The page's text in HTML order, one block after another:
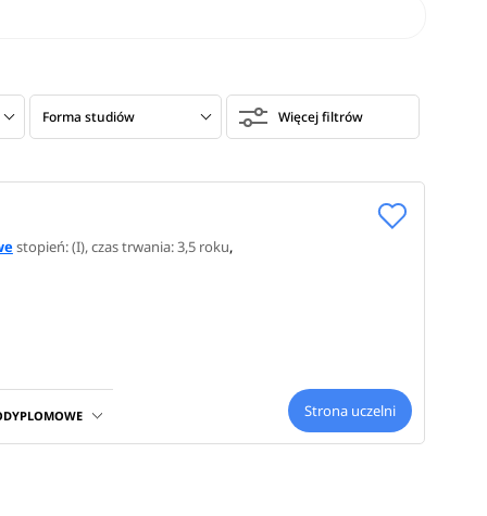
Forma studiów Więcej filtrów
stopień: (I), czas trwania: 3,5 roku,
Strona uczelni